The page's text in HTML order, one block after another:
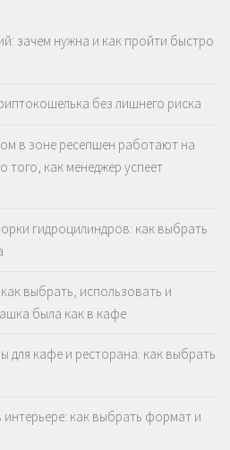
зачем нужна и как пройти быстро
без лишнего риска
в зоне ресепшен работают на
того, как менеджер успеет
гидроцилиндров: как выбрать
выбрать, использовать и
была как в кафе
для кафе и ресторана: как выбрать
как выбрать формат и